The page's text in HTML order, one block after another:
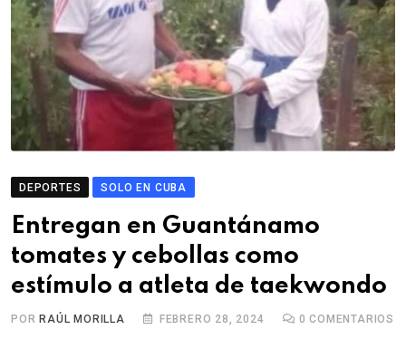
DEPORTES SOLO EN CUBA
Entregan en Guantánamo
tomates y cebollas como
estímulo a atleta de taekwondo
POR RAÚL MORILLA FEBRERO 28, 2024 0 COMENTARIOS